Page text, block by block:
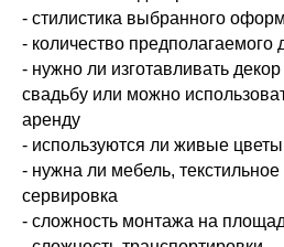
- стилистика выбранного
- количество предполагаемого
- нужно ли изготавливать
свадьбу или можно
аренду
- используются ли живые
- нужна ли мебель,
сервировка
- сложность монтажа на